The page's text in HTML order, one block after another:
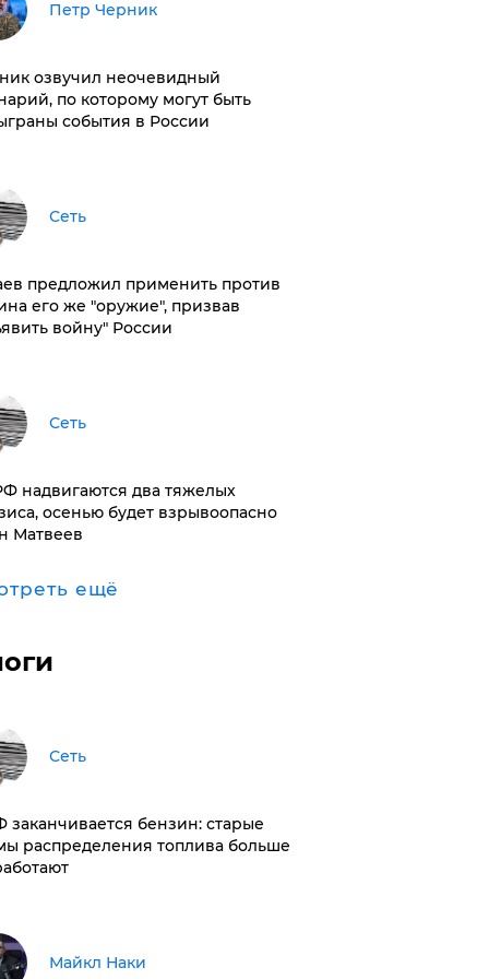
Петр Черник
озвучил неочевидный
по которому могут быть
события в России
Сеть
предложил применить против
его же "оружие", призвав
войну" России
Сеть
надвигаются два тяжелых
осенью будет взрывоопасно
Матвеев
ещё
Сеть
заканчивается бензин: старые
распределения топлива больше
Майкл Наки